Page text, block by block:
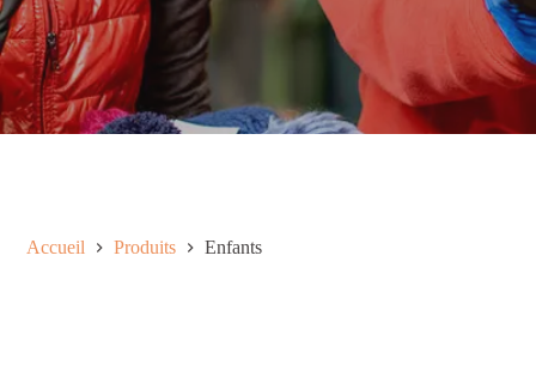
Accueil Produits Enfants